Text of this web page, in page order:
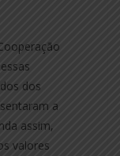
dos
a
assim,
valores